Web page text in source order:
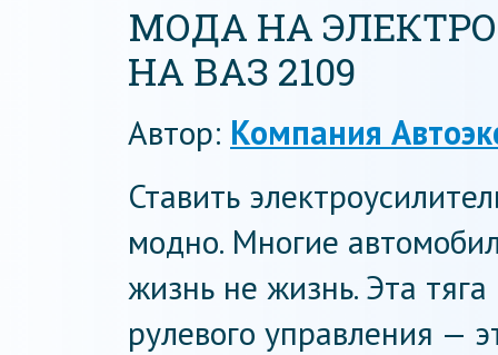
МОДА НА
НА ВАЗ 2109
Автор: Компания
Ставить
модно. Многие
жизнь не жизнь. Эта
рулевого управления —